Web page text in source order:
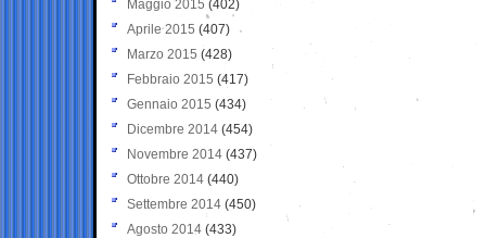
Maggio 2015 (402)
Aprile 2015 (407)
Marzo 2015 (428)
Febbraio 2015 (417)
Gennaio 2015 (434)
Dicembre 2014 (454)
Novembre 2014 (437)
Ottobre 2014 (440)
Settembre 2014 (450)
Agosto 2014 (433)